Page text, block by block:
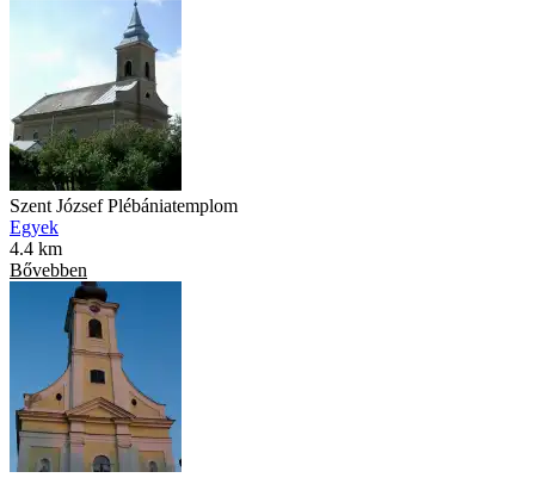
Szent József Plébániatemplom
Egyek
4.4 km
Bővebben